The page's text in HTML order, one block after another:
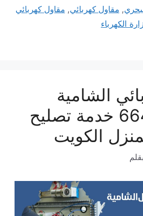
, مقاول كهربائي, مقاول كهربائي
الكهرباء
الشامية
66409555 خدمة تصليح
الكويت